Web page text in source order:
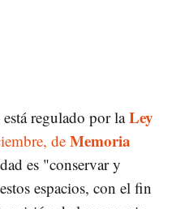
regulado por la Ley
de Memoria
es "conservar y
espacios, con el fin